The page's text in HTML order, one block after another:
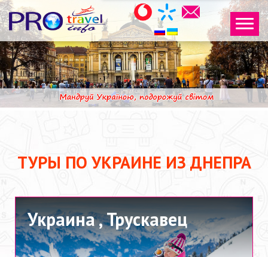
ТУРЫ ПО УКРАИНЕ ИЗ ДНЕПРА
Украина ,Трускавец